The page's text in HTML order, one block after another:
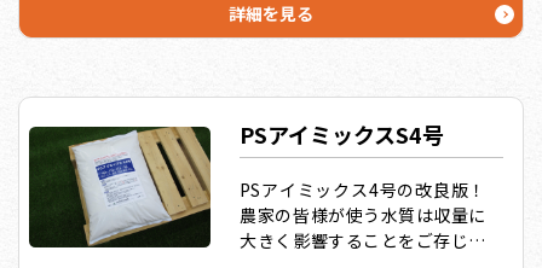
素で旨み追求！10袋セットでさ
詳細を見る
PSアイミックスS4号
PSアイミックス4号の改良版！
農家の皆様が使う水質は収量に
大きく影響することをご存じで